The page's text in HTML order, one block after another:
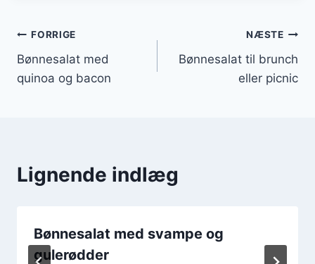
Indlægsnavigation
FORRIGE
Bønnesalat med
quinoa og bacon
NÆSTE
Bønnesalat til brunch
eller picnic
Lignende indlæg
Bønnesalat med svampe og
gulerødder